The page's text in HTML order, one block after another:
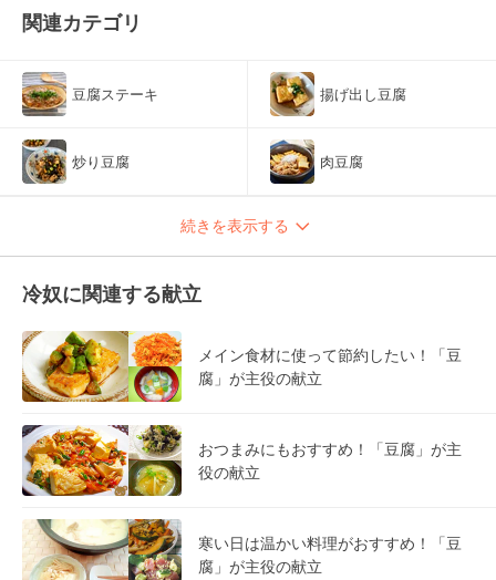
関連カテゴリ
豆腐ステーキ 揚げ出し豆腐
炒り豆腐 肉豆腐
続きを表示する
冷奴に関連する献立
メイン食材に使って節約したい！「豆
腐」が主役の献立
おつまみにもおすすめ！「豆腐」が主
役の献立
寒い日は温かい料理がおすすめ！「豆
腐」が主役の献立